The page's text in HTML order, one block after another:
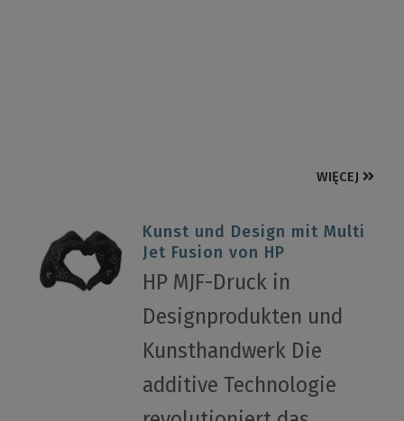
WIĘCEJ
Kunst und Design mit Multi
Jet Fusion von HP
HP MJF-Druck in
Designprodukten und
Kunsthandwerk Die
additive Technologie